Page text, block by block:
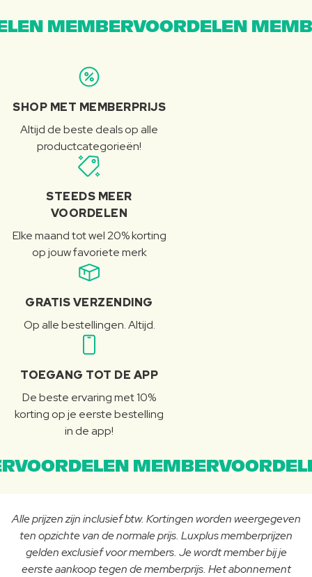
MEMBERVOORDELEN
SHOP MET MEMBERPRIJS
Altijd de beste deals op alle
productcategorieën!
STEEDS MEER
VOORDELEN
Elke maand tot wel 20% korting
op jouw favoriete merk
GRATIS VERZENDING
Op alle bestellingen. Altijd.
TOEGANG TOT DE APP
De beste ervaring met 10%
korting op je eerste bestelling
in de app!
Alle prijzen zijn inclusief btw. Kortingen worden weergegeven
ten opzichte van de normale prijs. Luxplus memberprijzen
gelden exclusief voor members. Je wordt member bij je
eerste aankoop tegen de memberprijs. Het abonnement